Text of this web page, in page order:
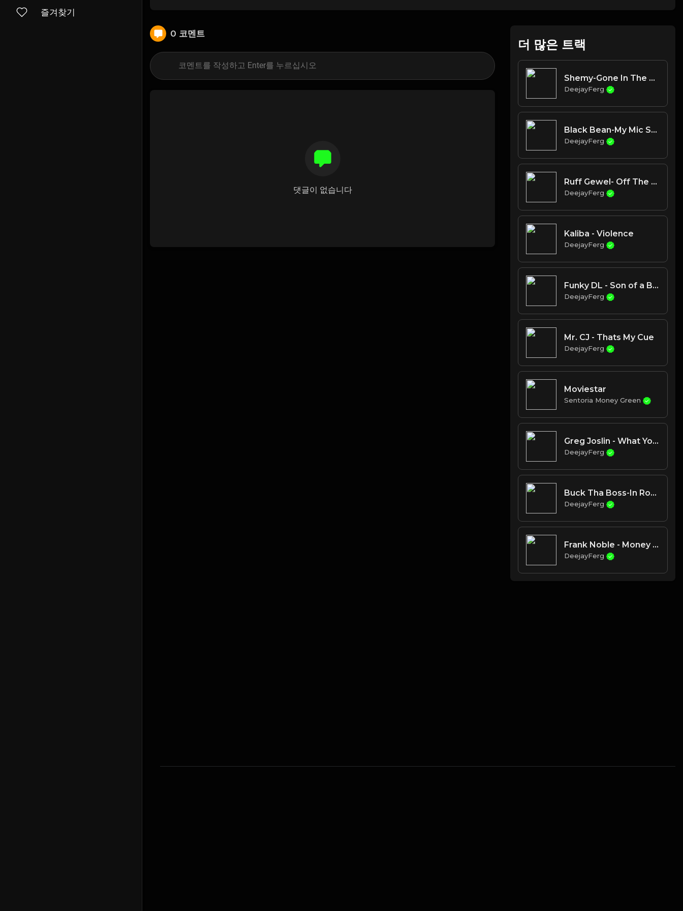
즐겨찾기
0 코멘트
댓글이 없습니다
더 많은 트랙
Shemy-Gone In The Morning
DeejayFerg
Black Bean-My Mic Sounds Nice ( feat Kronik)
DeejayFerg
Ruff Gewel- Off The Leash
DeejayFerg
Kaliba - Violence
DeejayFerg
Funky DL - Son of a Brown Bomber
DeejayFerg
Mr. CJ - Thats My Cue
DeejayFerg
Moviestar
Sentoria Money Green
Greg Joslin - What You Know About Me
DeejayFerg
Buck Tha Boss-In Route
DeejayFerg
Frank Noble - Money In The City
DeejayFerg